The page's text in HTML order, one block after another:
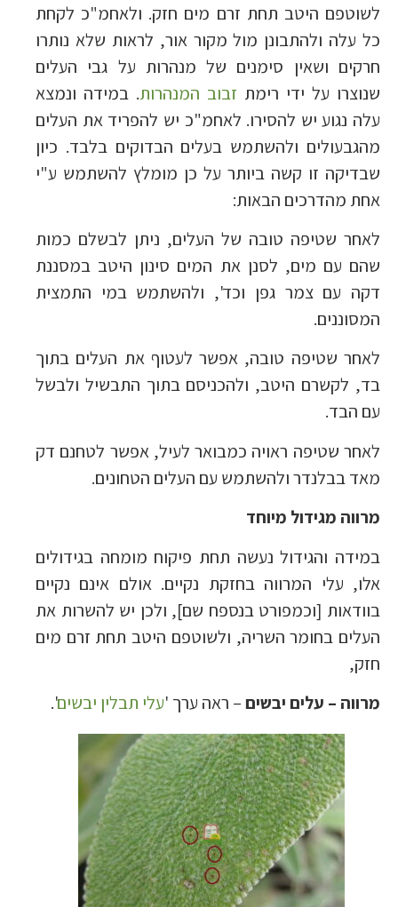
לשוטפם היטב תחת זרם מים חזק. ולאחמ"כ לקחת
כל עלה ולהתבונן מול מקור אור, לראות שלא נותרו
חרקים ושאין סימנים של מנהרות על גבי העלים
שנוצרו על ידי רימת זבוב המנהרות. במידה ונמצא
עלה נגוע יש להסירו. לאחמ"כ יש להפריד את העלים
מהגבעולים ולהשתמש בעלים הבדוקים בלבד. כיון
שבדיקה זו קשה ביותר על כן מומלץ להשתמש ע"י
אחת מהדרכים הבאות:
לאחר שטיפה טובה של העלים, ניתן לבשלם כמות
שהם עם מים, לסנן את המים סינון היטב במסננת
דקה עם צמר גפן וכד', ולהשתמש במי התמצית
המסוננים.
לאחר שטיפה טובה, אפשר לעטוף את העלים בתוך
בד, לקשרם היטב, ולהכניסם בתוך התבשיל ולבשל
עם הבד.
לאחר שטיפה ראויה כמבואר לעיל, אפשר לטחנם דק
מאד בבלנדר ולהשתמש עם העלים הטחונים.
מרווה מגידול מיוחד
במידה והגידול נעשה תחת פיקוח מומחה בגידולים
אלו, עלי המרווה בחזקת נקיים. אולם אינם נקיים
בוודאות [וכמפורט בנספח שם], ולכן יש להשרות את
העלים בחומר השריה, ולשוטפם היטב תחת זרם מים
חזק,
מרווה – עלים יבשים– ראה ערך 'עלי תבלין יבשים'.